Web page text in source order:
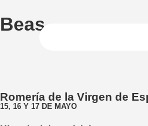
Beas
Romería de la Virgen de
15, 16 Y 17 DE MAYO